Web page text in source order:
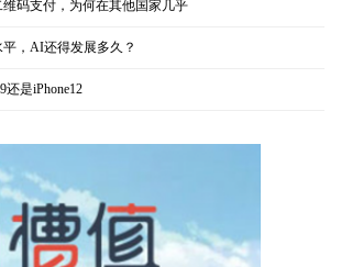
维码支付，为何在其他国家几乎
，AI还得发展多久？
还是iPhone12